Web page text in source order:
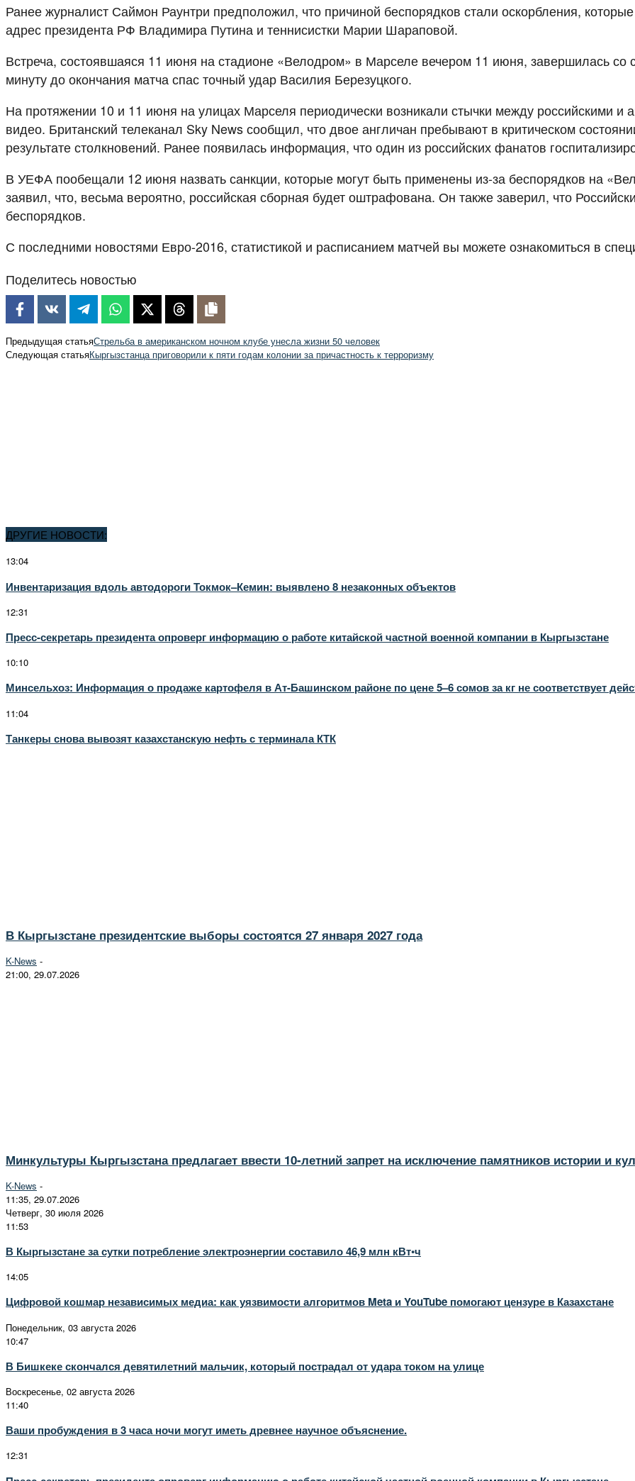
Ранее журналист Саймон Раунтри предположил, что причиной беспорядков стали оскорбления,
адрес президента РФ Владимира Путина и теннисистки Марии Шараповой.
Встреча, состоявшаяся 11 июня на стадионе «Велодром» в Марселе вечером 11 июня, завершилась со
минуту до окончания матча спас точный удар Василия Березуцкого.
На протяжении 10 и 11 июня на улицах Марселя периодически возникали стычки между российскими и
видео. Британский телеканал Sky News сообщил, что двое англичан пребывают в критическом
результате столкновений. Ранее появилась информация, что один из российских фанатов
В УЕФА пообещали 12 июня назвать санкции, которые могут быть применены из-за беспорядков на
заявил, что, весьма вероятно, российская сборная будет оштрафована. Он также заверил, что
беспорядков.
С последними новостями Евро-2016, статистикой и расписанием матчей вы можете ознакомиться в
Поделитесь новостью
Предыдущая статьяСтрельба в американском ночном клубе унесла жизни 50 человек
Следующая статьяКыргызстанца приговорили к пяти годам колонии за причастность к терроризму
ДРУГИЕ НОВОСТИ:
13:04
Инвентаризация вдоль автодороги Токмок–Кемин: выявлено 8 незаконных объектов
12:31
Пресс-секретарь президента опроверг информацию о работе китайской частной военной компании в Кыргызстане
10:10
Минсельхоз: Информация о продаже картофеля в Ат-Башинском районе по цене 5–6 сомов за кг не соответствует
11:04
Танкеры снова вывозят казахстанскую нефть с терминала КТК
В Кыргызстане президентские выборы состоятся 27 января 2027 года
K-News -
21:00, 29.07.2026
Минкультуры Кыргызстана предлагает ввести 10-летний запрет на исключение памятников истории и
K-News -
11:35, 29.07.2026
Четверг, 30 июля 2026
11:53
В Кыргызстане за сутки потребление электроэнергии составило 46,9 млн кВт•ч
14:05
Цифровой кошмар независимых медиа: как уязвимости алгоритмов Meta и YouTube помогают цензуре в Казахстане
Понедельник, 03 августа 2026
10:47
В Бишкеке скончался девятилетний мальчик, который пострадал от удара током на улице
Воскресенье, 02 августа 2026
11:40
Ваши пробуждения в 3 часа ночи могут иметь древнее научное объяснение.
12:31